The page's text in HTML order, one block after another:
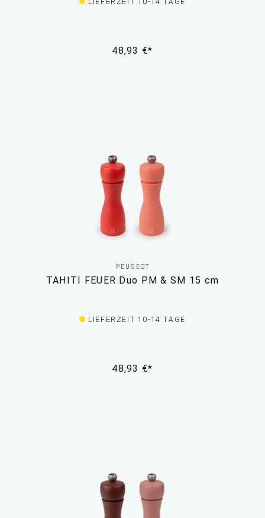
LIEFERZEIT 10-14 TAGE
48,93 €*
PEUGEOT
TAHITI FEUER Duo PM & SM 15 cm
LIEFERZEIT 10-14 TAGE
48,93 €*